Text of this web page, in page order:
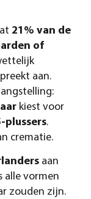
21% van de
of
aan.
kiest voor
plussers.
crematie.
aan
alle vormen
zouden zijn.